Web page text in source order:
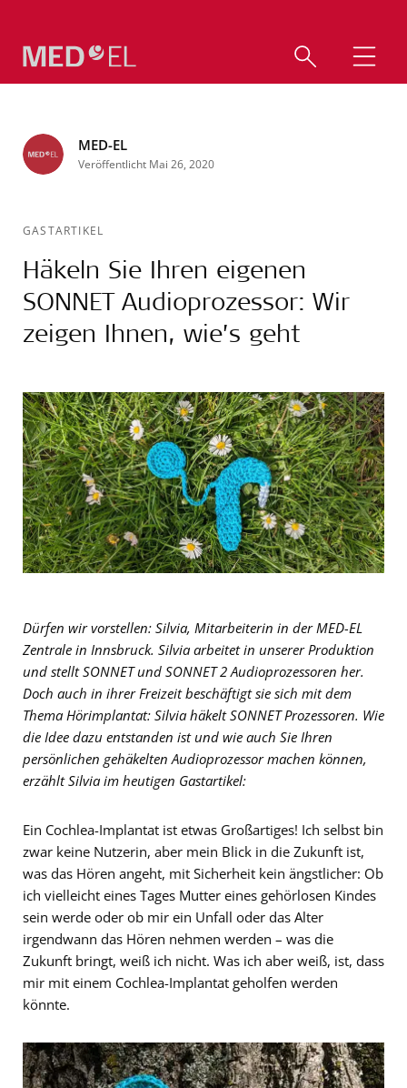
MED-EL
Veröffentlicht Mai 26, 2020
GASTARTIKEL
Häkeln Sie Ihren eigenen
SONNET Audioprozessor: Wir
zeigen Ihnen, wie’s geht
Dürfen wir vorstellen: Silvia, Mitarbeiterin in der MED-EL
Zentrale in Innsbruck. Silvia arbeitet in unserer Produktion
und stellt SONNET und SONNET 2 Audioprozessoren her.
Doch auch in ihrer Freizeit beschäftigt sie sich mit dem
Thema Hörimplantat: Silvia häkelt SONNET Prozessoren. Wie
die Idee dazu entstanden ist und wie auch Sie Ihren
persönlichen gehäkelten Audioprozessor machen können,
erzählt Silvia im heutigen Gastartikel:
Ein Cochlea-Implantat ist etwas Großartiges! Ich selbst bin
zwar keine Nutzerin, aber mein Blick in die Zukunft ist,
was das Hören angeht, mit Sicherheit kein ängstlicher: Ob
ich vielleicht eines Tages Mutter eines gehörlosen Kindes
sein werde oder ob mir ein Unfall oder das Alter
irgendwann das Hören nehmen werden – was die
Zukunft bringt, weiß ich nicht. Was ich aber weiß, ist, dass
mir mit einem Cochlea-Implantat geholfen werden
könnte.